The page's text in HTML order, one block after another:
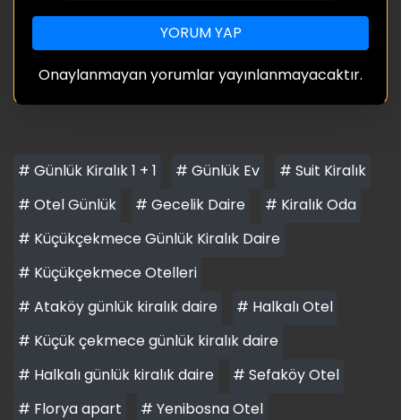
YORUM YAP
Onaylanmayan yorumlar yayınlanmayacaktır.
# Günlük Kiralık 1 + 1 # Günlük Ev
# Suit Kiralık
# Otel Günlük
# Gecelik Daire
# Kiralık Oda
# Küçükçekmece Günlük Kiralık Daire
# Küçükçekmece Otelleri
# Ataköy günlük kiralık daire
# Halkalı Otel
# Küçük çekmece günlük kiralık daire
# Halkalı günlük kiralık daire
# Sefaköy Otel
# Florya apart
# Yenibosna Otel